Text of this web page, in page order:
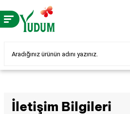
İletişim Bilgileri